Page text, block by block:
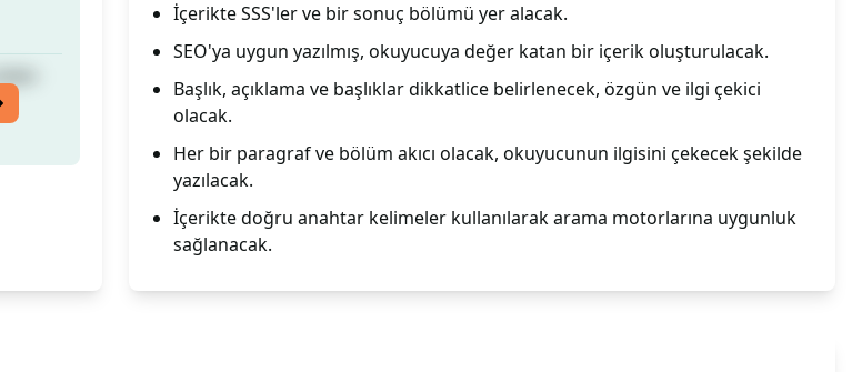
İçerikte SSS'ler ve bir sonuç bölümü yer alacak.
SEO'ya uygun yazılmış, okuyucuya değer katan bir içerik oluşturulacak.
Başlık, açıklama ve başlıklar dikkatlice belirlenecek, özgün ve ilgi çekici
olacak.
Her bir paragraf ve bölüm akıcı olacak, okuyucunun ilgisini çekecek şekilde
yazılacak.
İçerikte doğru anahtar kelimeler kullanılarak arama motorlarına uygunluk
sağlanacak.